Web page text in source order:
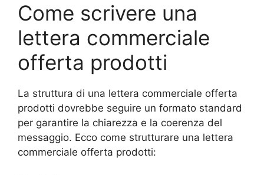
Come scrivere una
lettera commerciale
offerta prodotti
La struttura di una lettera commerciale offerta
prodotti dovrebbe seguire un formato standard
per garantire la chiarezza e la coerenza del
messaggio. Ecco come strutturare una lettera
commerciale offerta prodotti: